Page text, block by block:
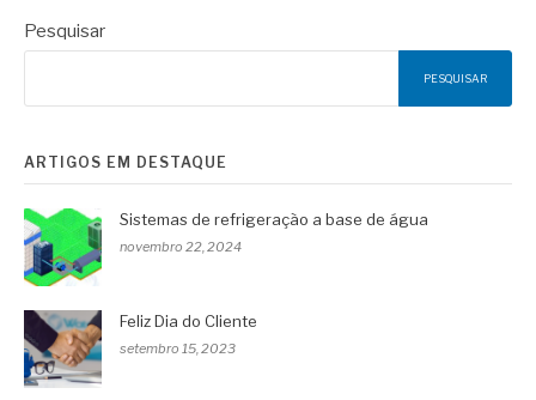
Pesquisar
PESQUISAR
ARTIGOS EM DESTAQUE
Sistemas de refrigeração a base de água
novembro 22, 2024
Feliz Dia do Cliente
setembro 15, 2023